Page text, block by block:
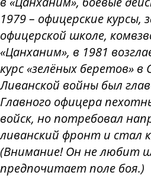
1979 – офицерские
офицерской школе,
«Цанханим», в 1981
курс «зелёных беретов»
Ливанской войны был
Главного офицера
войск, но потребовал
ливанский фронт и стал
(Внимание! Он не любит
предпочитает поле боя.)